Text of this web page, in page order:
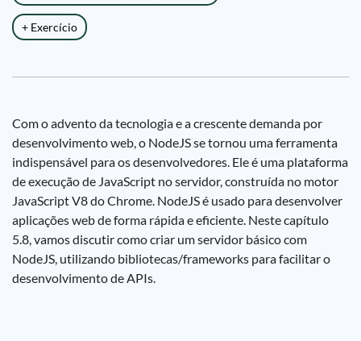
+ Exercício
Com o advento da tecnologia e a crescente demanda por
desenvolvimento web, o NodeJS se tornou uma ferramenta
indispensável para os desenvolvedores. Ele é uma plataforma
de execução de JavaScript no servidor, construída no motor
JavaScript V8 do Chrome. NodeJS é usado para desenvolver
aplicações web de forma rápida e eficiente. Neste capítulo
5.8, vamos discutir como criar um servidor básico com
NodeJS, utilizando bibliotecas/frameworks para facilitar o
desenvolvimento de APIs.